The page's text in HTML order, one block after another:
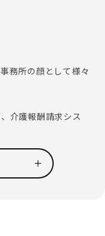
務所の顔として様々
介護報酬請求シス
長やセンター長を
す。